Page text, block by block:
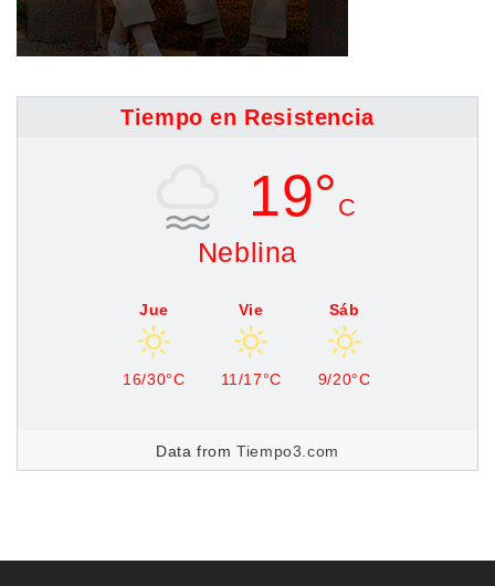
Tiempo en Resistencia
19° C
Neblina
Jue
16/30°C
Vie
11/17°C
Sáb
9/20°C
Data fromTiempo3.com